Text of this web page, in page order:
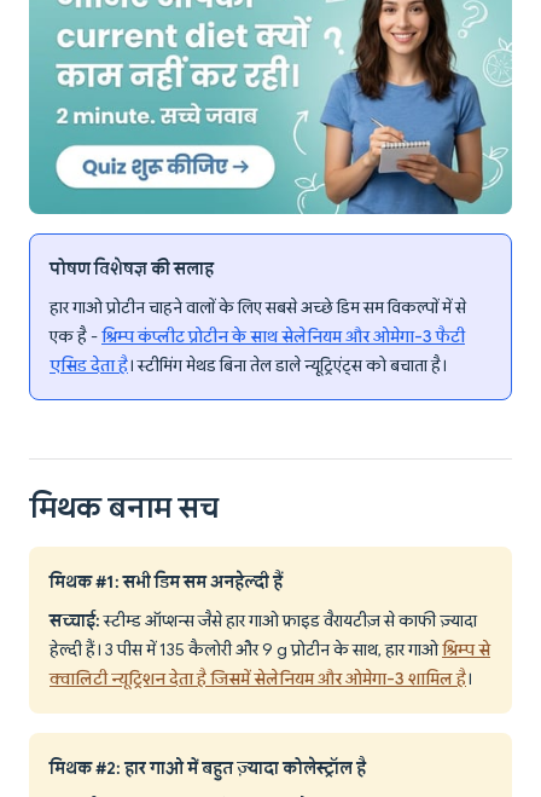
पोषण विशेषज्ञ की सलाह
हार गाओ प्रोटीन चाहने वालों के लिए सबसे अच्छे डिम सम विकल्पों में से
एक है -श्रिम्प कंप्लीट प्रोटीन के साथ सेलेनियम और ओमेगा-3 फैटी
एसिड देता है। स्टीमिंग मेथड बिना तेल डाले न्यूट्रिएंट्स को बचाता है।
मिथक बनाम सच
मिथक #1: सभी डिम सम अनहेल्दी हैं
सच्चाई:स्टीम्ड ऑप्शन्स जैसे हार गाओ फ्राइड वैरायटीज़ से काफी ज़्यादा
हेल्दी हैं। 3 पीस में 135 कैलोरी और 9 g प्रोटीन के साथ, हार गाओश्रिम्प से
क्वालिटी न्यूट्रिशन देता है जिसमें सेलेनियम और ओमेगा-3 शामिल है।
मिथक #2: हार गाओ में बहुत ज़्यादा कोलेस्ट्रॉल है